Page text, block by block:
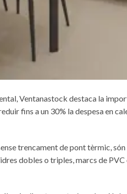
Ventanastock destaca la
fins a un 30% la despesa en
trencament de pont tèrmic,
dobles o triples, marcs de